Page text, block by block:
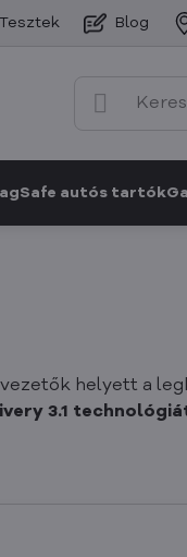
Tesztek Blog
autós tartók
helyett a
3.1